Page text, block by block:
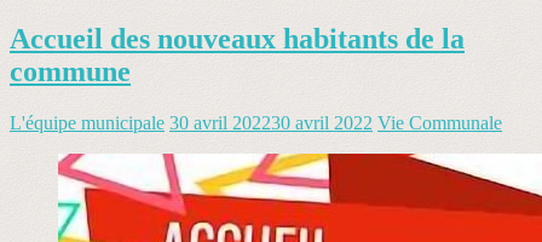
Accueil des nouveaux habitants de la
commune
L'équipe municipale 30 avril 202230 avril 2022 Vie Communale